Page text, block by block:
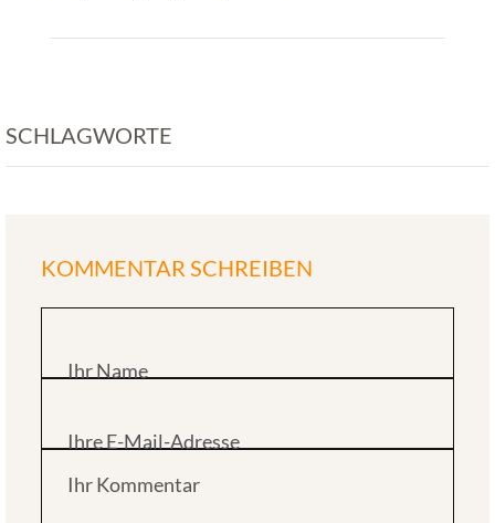
SCHLAGWORTE
KOMMENTAR SCHREIBEN
Ihr Kommentar
Ihr Name
Ihre E-Mail-Adresse